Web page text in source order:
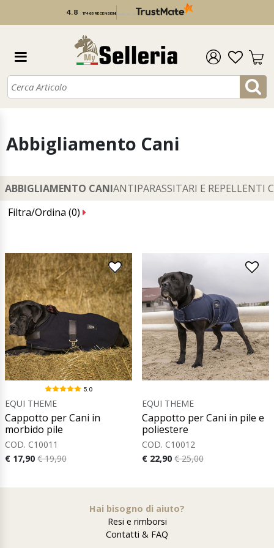
4.8 517 465 RECENSIONI verificato da
Abbigliamento Cani
ABBIGLIAMENTO CANIANTIPARASSITARI E REPELLENTI
Filtra/Ordina (0)
5.0
EQUI THEME
Cappotto per Cani in
morbido pile
COD. C10011
€ 17,90 € 19,90
EQUI THEME
Cappotto per Cani in pile e
poliestere
COD. C10012
€ 22,90 € 25,00
Hai bisogno di aiuto?
Resi e rimborsi
Contatti & FAQ